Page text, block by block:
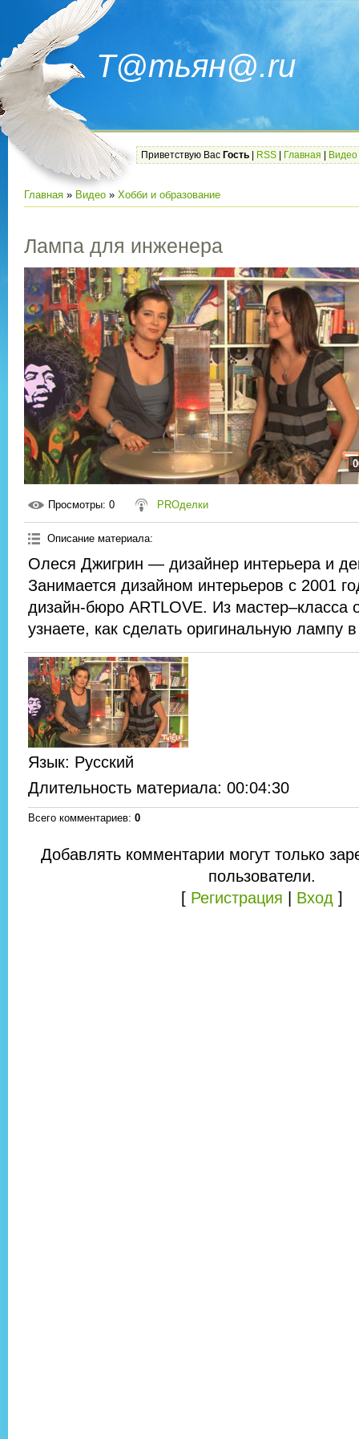
Т@тьян@.ru
Приветствую Вас Гость RSS Главная Видео
Главная » Видео » Хобби и образование
Лампа для инженера
Просмотры: 0 PROделки
Описание материала:
Олеся Джигрин — дизайнер интерьера и
Занимается дизайном интерьеров с 2001
дизайн-бюро ARTLOVE. Из мастер–класса
узнаете, как сделать оригинальную лампу
Язык: Русский
Длительность материала: 00:04:30
Всего комментариев: 0
Добавлять комментарии могут только
пользователи.
[ Регистрация Вход ]